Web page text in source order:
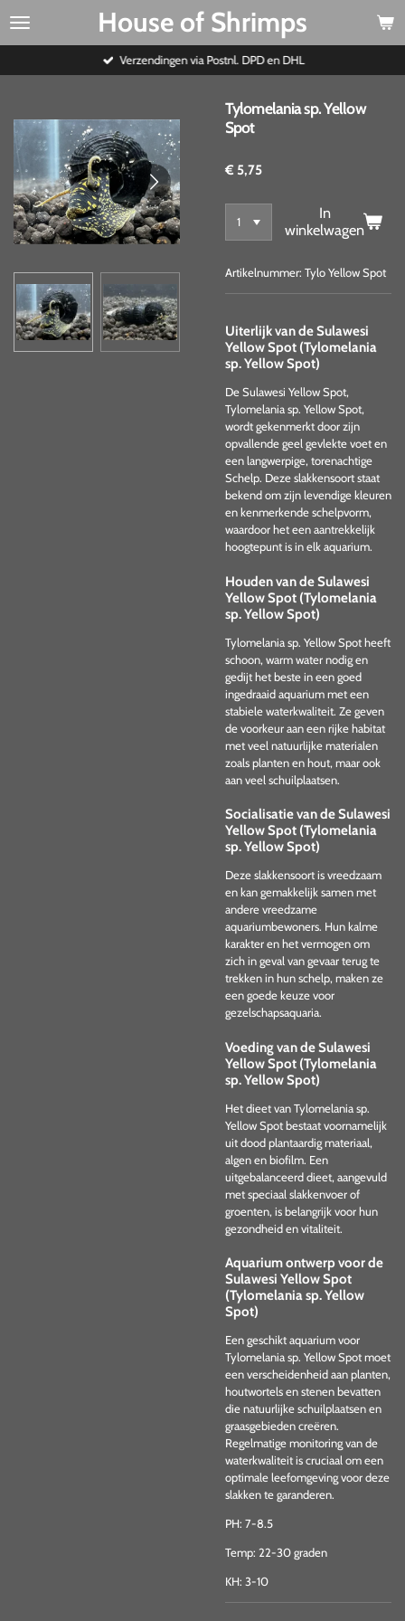
Ga
House of Shrimps
Verzendingen via Postnl. DPD en DHL
Tylomelania sp. Yellow
Spot
€ 5,75
In
winkelwagen
Artikelnummer: Tylo Yellow Spot
Uiterlijk van de Sulawesi
Yellow Spot (Tylomelania
sp. Yellow Spot)
De Sulawesi Yellow Spot,
Tylomelania sp. Yellow Spot,
wordt gekenmerkt door zijn
opvallende geel gevlekte voet en
een langwerpige, torenachtige
Schelp. Deze slakkensoort staat
bekend om zijn levendige kleuren
en kenmerkende schelpvorm,
waardoor het een aantrekkelijk
hoogtepunt is in elk aquarium.
Houden van de Sulawesi
Yellow Spot (Tylomelania
sp. Yellow Spot)
Tylomelania sp. Yellow Spot heeft
schoon, warm water nodig en
gedijt het beste in een goed
ingedraaid aquarium met een
stabiele waterkwaliteit. Ze geven
de voorkeur aan een rijke habitat
met veel natuurlijke materialen
zoals planten en hout, maar ook
aan veel schuilplaatsen.
Socialisatie van de Sulawesi
Yellow Spot (Tylomelania
sp. Yellow Spot)
Deze slakkensoort is vreedzaam
en kan gemakkelijk samen met
andere vreedzame
aquariumbewoners. Hun kalme
karakter en het vermogen om
zich in geval van gevaar terug te
trekken in hun schelp, maken ze
een goede keuze voor
gezelschapsaquaria.
Voeding van de Sulawesi
Yellow Spot (Tylomelania
sp. Yellow Spot)
Het dieet van Tylomelania sp.
Yellow Spot bestaat voornamelijk
uit dood plantaardig materiaal,
algen en biofilm. Een
uitgebalanceerd dieet, aangevuld
met speciaal slakkenvoer of
groenten, is belangrijk voor hun
gezondheid en vitaliteit.
Aquarium ontwerp voor de
Sulawesi Yellow Spot
(Tylomelania sp. Yellow
Spot)
Een geschikt aquarium voor
Tylomelania sp. Yellow Spot moet
een verscheidenheid aan planten,
houtwortels en stenen bevatten
die natuurlijke schuilplaatsen en
graasgebieden creëren.
Regelmatige monitoring van de
waterkwaliteit is cruciaal om een
optimale leefomgeving voor deze
slakken te garanderen.
PH: 7-8.5
Temp: 22-30 graden
KH: 3-10